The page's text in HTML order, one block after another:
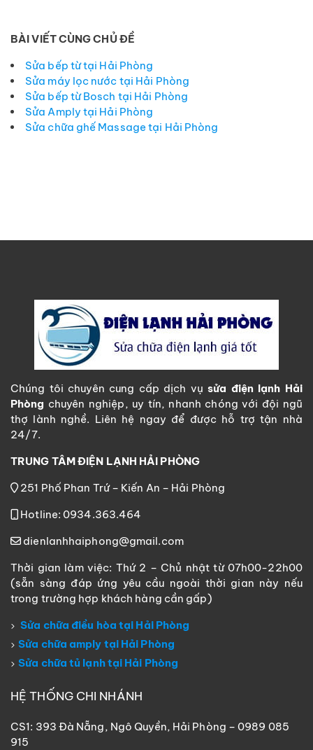
BÀI VIẾT CÙNG CHỦ ĐỀ
Sửa bếp từ tại Hải Phòng
Sửa máy lọc nước tại Hải Phòng
Sửa bếp từ Bosch tại Hải Phòng
Sửa Amply tại Hải Phòng
Sửa chữa ghế Massage tại Hải Phòng
Chúng tôi chuyên cung cấp dịch vụsửa điện lạnh Hải
Phòng chuyên nghiệp, uy tín, nhanh chóng với đội ngũ
thợ lành nghề. Liên hệ ngay để được hỗ trợ tận nhà
24/7.
TRUNG TÂM ĐIỆN LẠNH HẢI PHÒNG
251 Phố Phan Trứ – Kiến An – Hải Phòng
Hotline: 0934.363.464
dienlanhhaiphong@gmail.com
Thời gian làm việc: Thứ 2 – Chủ nhật từ 07h00-22h00
(sẵn sàng đáp ứng yêu cầu ngoài thời gian này nếu
trong trường hợp khách hàng cần gấp)
Sửa chữa điều hòa tại Hải Phòng
Sửa chữa amply tại Hải Phòng
Sửa chữa tủ lạnh tại Hải Phòng
HỆ THỐNG CHI NHÁNH
CS1: 393 Đà Nẵng, Ngô Quyền, Hải Phòng – 0989 085
915